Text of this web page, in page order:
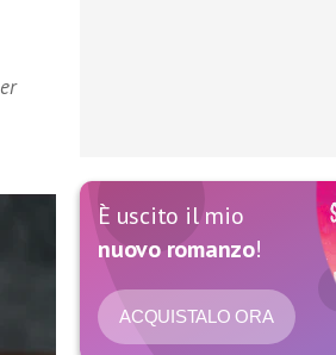
È uscito il mio
nuovo romanzo!
ACQUISTALO ORA